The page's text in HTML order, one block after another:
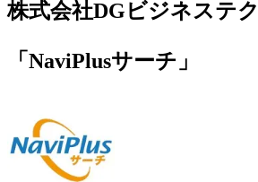
株式会社DGビジネステ
「NaviPlusサーチ」